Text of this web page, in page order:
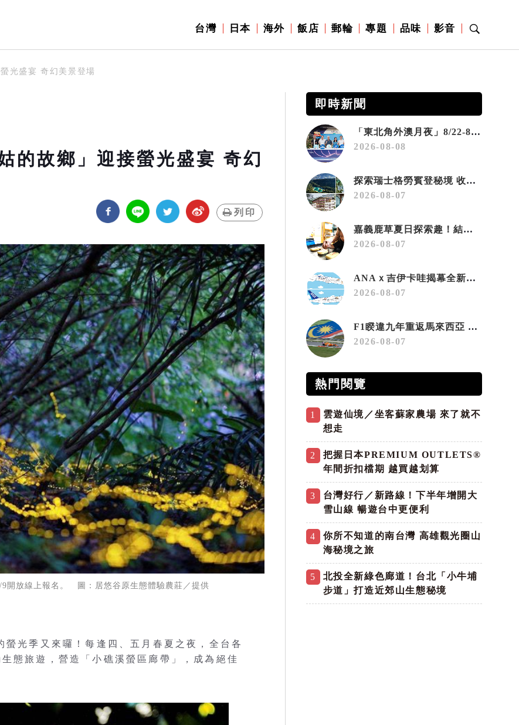
台灣 日本 海外 飯店 郵輪 專題 品味 影音
光盛宴 奇幻美景登場
的故鄉」迎接螢光盛宴 奇幻
列印
開放線上報名。 圖：居悠谷原生態體驗農莊／提供
螢光季又來囉！每逢四、五月春夏之夜，全台各
態旅遊，營造「小礁溪螢區廊帶」，成為絕佳
即時新聞
「東北角外澳月夜」8/22-8/23浪漫登場 串聯五漁村、音樂、市集、火舞與慢旅共度夏夜
2026-08-08
探索瑞士格勞賓登秘境 收藏六種阿爾卑斯夏日療癒之旅
2026-08-07
嘉義鹿草夏日探索趣！結合科學、農場與自然的親子小旅行
2026-08-07
ANAｘ吉伊卡哇揭幕全新彩繪機「Chiikawa JET」
2026-08-07
F1睽違九年重返馬來西亞 三大國際賽事打造10月運動旅遊熱潮 賽車、自行車、路跑同週登場
2026-08-07
熱門閱覽
1
雲遊仙境／坐客蘇家農場 來了就不
想走
2
把握日本PREMIUM OUTLETS®
年間折扣檔期 越買越划算
3
台灣好行／新路線！下半年增開大
雪山線 暢遊台中更便利
4
你所不知道的南台灣 高雄觀光圈山
海秘境之旅
5
北投全新綠色廊道！台北「小牛埔
步道」打造近郊山生態秘境